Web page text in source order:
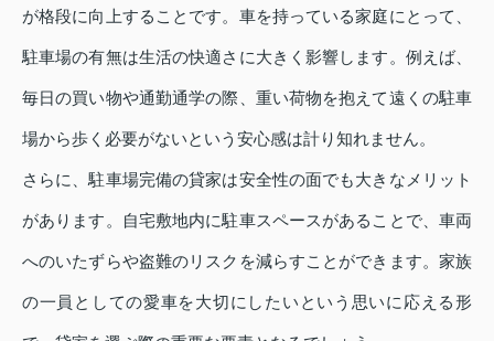
が格段に向上することです。車を持っている家庭にとって、
駐車場の有無は生活の快適さに大きく影響します。例えば、
毎日の買い物や通勤通学の際、重い荷物を抱えて遠くの駐車
場から歩く必要がないという安心感は計り知れません。
さらに、駐車場完備の貸家は安全性の面でも大きなメリット
があります。自宅敷地内に駐車スペースがあることで、車両
へのいたずらや盗難のリスクを減らすことができます。家族
の一員としての愛車を大切にしたいという思いに応える形